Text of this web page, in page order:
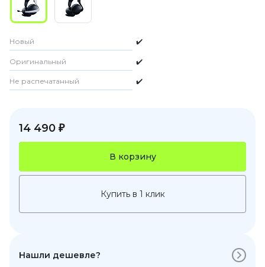
Новый ✔️
Оригинальный ✔️
Не распечатанный ✔️
14 490 ₽
В корзину
Купить в 1 клик
Нашли дешевле?